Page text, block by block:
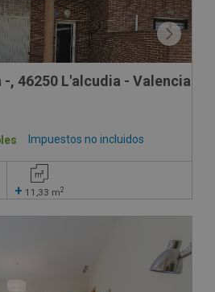
, 46250 L'alcudia - Valencia
Impuestos no incluidos
+ 11,33 m2